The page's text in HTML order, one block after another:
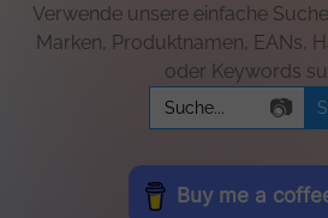
Verwende unsere einfache
Marken, Produktnamen, EANs,
oder Keywords
Search
for:
📷